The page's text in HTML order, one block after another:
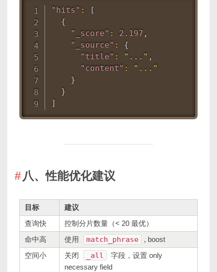
"hits" :
[
{
"_score" : 2.197 ,
"_source" :
{
"title" : "..." ,
"content" :
"..."
}
}
]
八、性能优化建议
目标
建议
查询快
控制分片数量（< 20 最优）
命中高
使用 match_phrase
, boost
空间小
关闭 _all
字段，设置 only
necessary field